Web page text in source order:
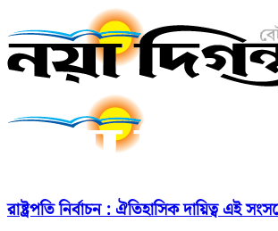
রাষ্ট্রপতি নির্বাচন : ঐতিহাসিক দায়িত্ব এই